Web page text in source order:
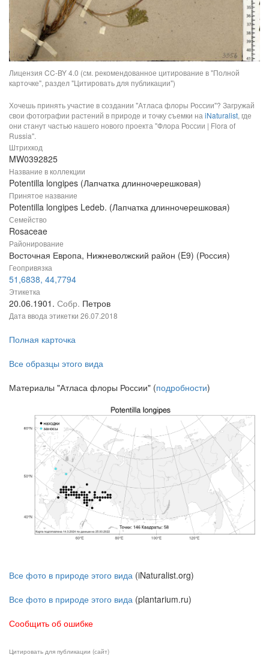
Лицензия CC-BY 4.0 (см. рекомендованное цитирование в "Полной
карточке", раздел "Цитировать для публикации")
Хочешь принять участие в создании "Атласа флоры России"? Загружай
свои фотографии растений в природе и точку съемки на iNaturalist, где
они станут частью нашего нового проекта "Флора России | Flora of
Russia".
Штрихкод
MW0392825
Название в коллекции
Potentilla longipes (Лапчатка длинночерешковая)
Принятое название
Potentilla longipes Ledeb. (Лапчатка длинночерешковая)
Семейство
Rosaceae
Районирование
Восточная Европа, Нижневолжский район (E9) (Россия)
Геопривязка
51,6838, 44,7794
Этикетка
20.06.1901. Собр. Петров
Дата ввода этикетки 26.07.2018
Полная карточка
Все образцы этого вида
Материалы "Атласа флоры России" (подробности)
Все фото в природе этого вида (iNaturalist.org)
Все фото в природе этого вида (plantarium.ru)
Сообщить об ошибке
Цитировать для публикации (сайт)